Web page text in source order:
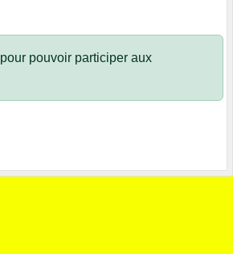
pour pouvoir participer aux